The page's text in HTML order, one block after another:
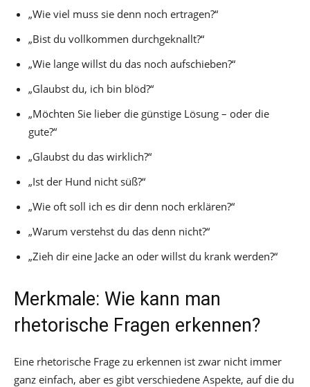
„Wie viel muss sie denn noch ertragen?“
„Bist du vollkommen durchgeknallt?“
„Wie lange willst du das noch aufschieben?“
„Glaubst du, ich bin blöd?“
„Möchten Sie lieber die günstige Lösung – oder die
gute?“
„Glaubst du das wirklich?“
„Ist der Hund nicht süß?“
„Wie oft soll ich es dir denn noch erklären?“
„Warum verstehst du das denn nicht?“
„Zieh dir eine Jacke an oder willst du krank werden?“
Merkmale: Wie kann man
rhetorische Fragen erkennen?
Eine rhetorische Frage zu erkennen ist zwar nicht immer
ganz einfach, aber es gibt verschiedene Aspekte, auf die du